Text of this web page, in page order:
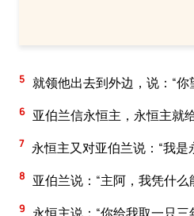
5 就领他出去到外边，说：“
6 亚伯兰信永恒主，永恒主就
7 永恒主又对亚伯兰说：“我
8 亚伯兰说：“主阿，我凭什
9